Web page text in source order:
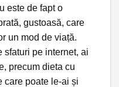
este de fapt o
gustoasă, care
un mod de viață.
sfaturi pe internet, ai
precum dieta cu
care poate le-ai și